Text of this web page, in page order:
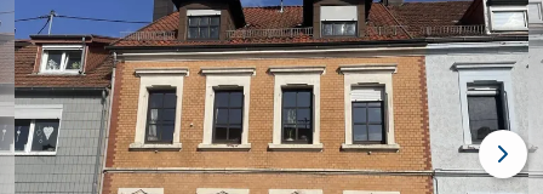
vorheriges Bild